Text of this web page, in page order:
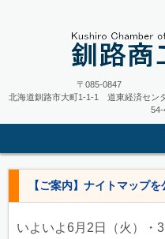
〒
北海道釧路市大町1-1-1 道東経済セン
【ご案内】ナイトマップ
いよいよ6月2日（火）・